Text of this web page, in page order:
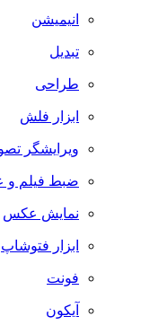
انیمیشن
تبدیل
طراحی
ابزار فلش
ویرایشگر تصویر
ضبط فيلم و عكس
نمایش عکس
ابزار فتوشاپ
فونت
آیکون